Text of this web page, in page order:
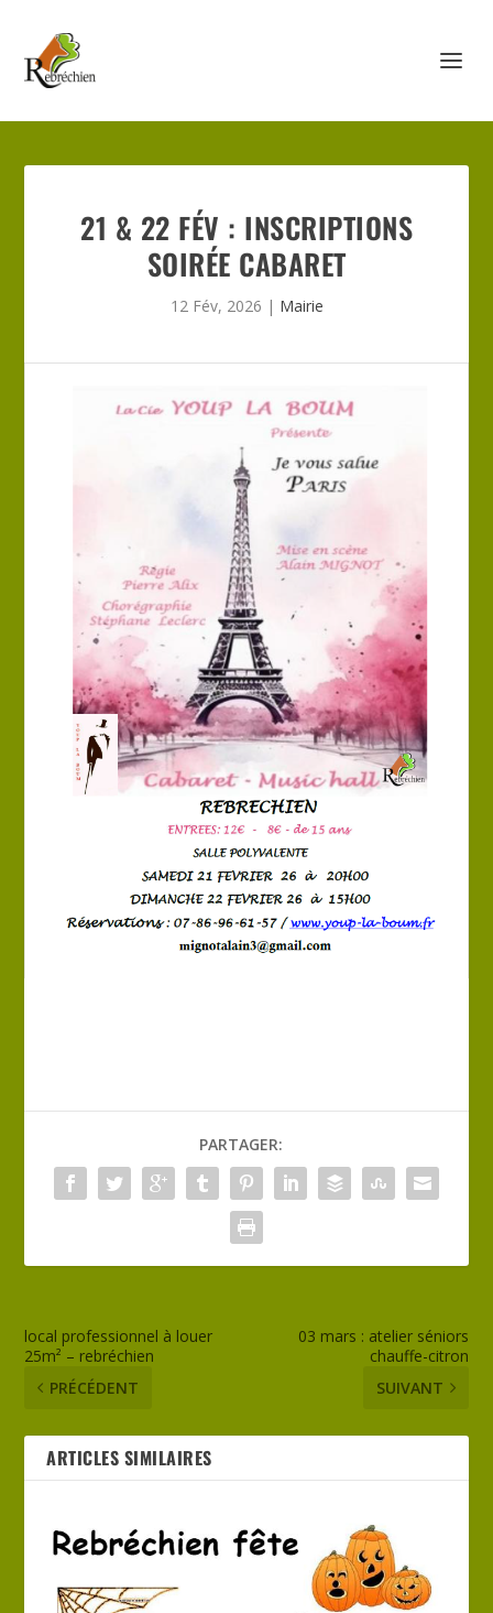
21 & 22 FÉV : INSCRIPTIONS
SOIRÉE CABARET
12 Fév, 2026 | Mairie
PARTAGER:
local professionnel à louer
25m² – rebréchien
PRÉCÉDENT
03 mars : atelier séniors
chauffe-citron
SUIVANT
ARTICLES SIMILAIRES